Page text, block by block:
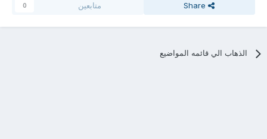
Share متابعين 0
الذهاب الي قائمه المواضيع